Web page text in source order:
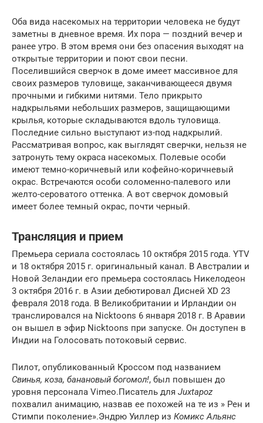
Оба вида насекомых на территории человека не будут
заметны в дневное время. Их пора — поздний вечер и
ранее утро. В этом время они без опасения выходят на
открытые территории и поют свои песни.
Поселившийся сверчок в доме имеет массивное для
своих размеров туловище, заканчивающееся двумя
прочными и гибкими нитями. Тело прикрыто
надкрыльями небольших размеров, защищающими
крылья, которые складываются вдоль туловища.
Последние сильно выступают из-под надкрылий.
Рассматривая вопрос, как выглядят сверчки, нельзя не
затронуть тему окраса насекомых. Полевые особи
имеют темно-коричневый или кофейно-коричневый
окрас. Встречаются особи соломенно-палевого или
желто-сероватого оттенка. А вот сверчок домовый
имеет более темный окрас, почти черный.
Трансляция и прием
Премьера сериала состоялась 10 октября 2015 года. YTV
и 18 октября 2015 г. оригинальный канал. В Австралии и
Новой Зеландии его премьера состоялась Никелодеон
3 октября 2016 г. в Азии дебютировал Дисней XD 23
февраля 2018 года. В Великобритании и Ирландии он
транслировался на Nicktoons 6 января 2018 г. В Аравии
он вышел в эфир Nicktoons при запуске. Он доступен в
Индии на Голосовать потоковый сервис.
Пилот, опубликованный Кроссом под названием
Свинья, коза, банановый богомол!, был повышен до
уровня персонала Vimeo.Писатель для Juxtapoz
похвалил анимацию, назвав ее похожей на те из » Рен и
Стимпи поколение».Эндрю Уиллер из Комикс Альянс